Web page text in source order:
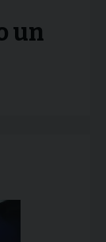
un